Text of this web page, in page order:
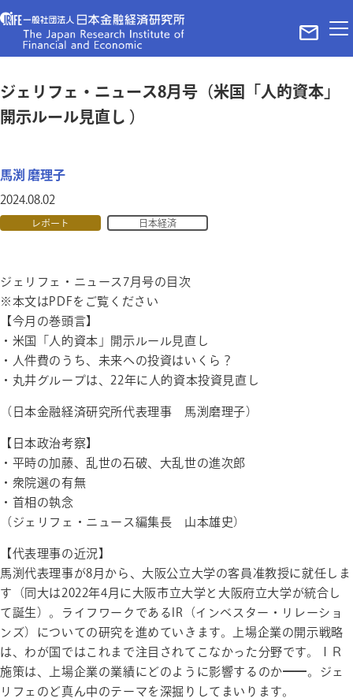
ホーム
理事・パートナー
プライバシーポリシー＆サイトポリシー
©The Japan Research Institute of Finance and Economy in Tokyo
ジェリフェ・ニュース8月号（米国「人的資本」
開示ルール見直し ）
馬渕 磨理子
2024.08.02
レポート 日本経済
ジェリフェ・ニュース7月号の目次
※本文はPDFをご覧ください
【今月の巻頭言】
・米国「人的資本」開示ルール見直し
・人件費のうち、未来への投資はいくら？
・丸井グループは、22年に人的資本投資見直し
（日本金融経済研究所代表理事 馬渕磨理子）
【日本政治考察】
・平時の加藤、乱世の石破、大乱世の進次郎
・衆院選の有無
・首相の執念
（ジェリフェ・ニュース編集長 山本雄史）
【代表理事の近況】
馬渕代表理事が8月から、大阪公立大学の客員准教授に就任しま
す（同大は2022年4月に大阪市立大学と大阪府立大学が統合し
て誕生）。ライフワークであるIR（インベスター・リレーショ
ンズ）についての研究を進めていきます。上場企業の開示戦略
は、わが国ではこれまで注目されてこなかった分野です。ＩＲ
施策は、上場企業の業績にどのように影響するのか━━。ジェ
リフェのど真ん中のテーマを深掘りしてまいります。